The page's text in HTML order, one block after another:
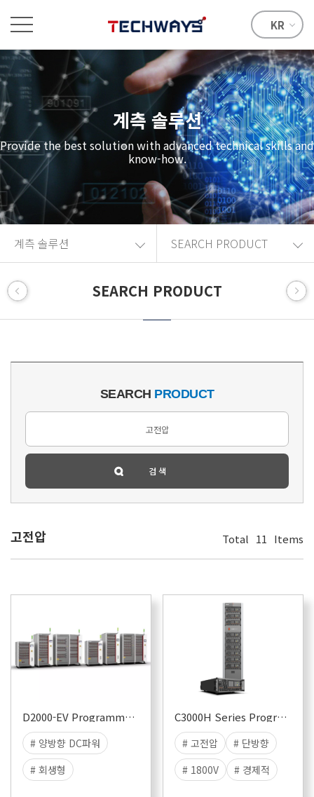
KR
계측 솔루션
Provide the best solution with advanced technical skills and
know-how.
계측 솔루션 SEARCH PRODUCT
SEARCH PRODUCT
SEARCH PRODUCT
고전압 Total 11 Items
D2000-EV Programmable Bidirectional DC power supply
# 양방향 DC파워
# 회생형
C3000H Series Programmable DC Power Source
# 고전압
# 단방향
# 1800V
# 경제적